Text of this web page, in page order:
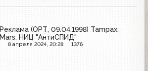
Реклама (ОРТ, 09.04.1998) Tampax,
Mars, НИЦ "АнтиСПИД"
8 апреля 2024, 20:28 1376